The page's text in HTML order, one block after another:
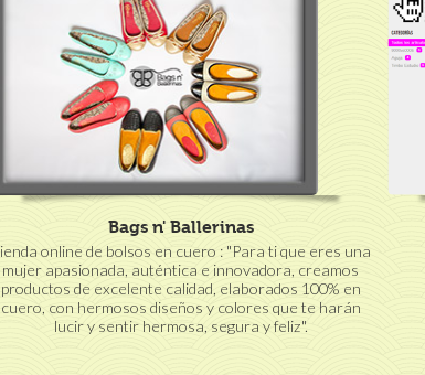
Bags n' Ballerinas
online de bolsos en cuero : "Para ti que eres una
mujer apasionada, auténtica e innovadora, creamos
productos de excelente calidad, elaborados 100% en
cuero, con hermosos diseños y colores que te harán
lucir y sentir hermosa, segura y feliz".